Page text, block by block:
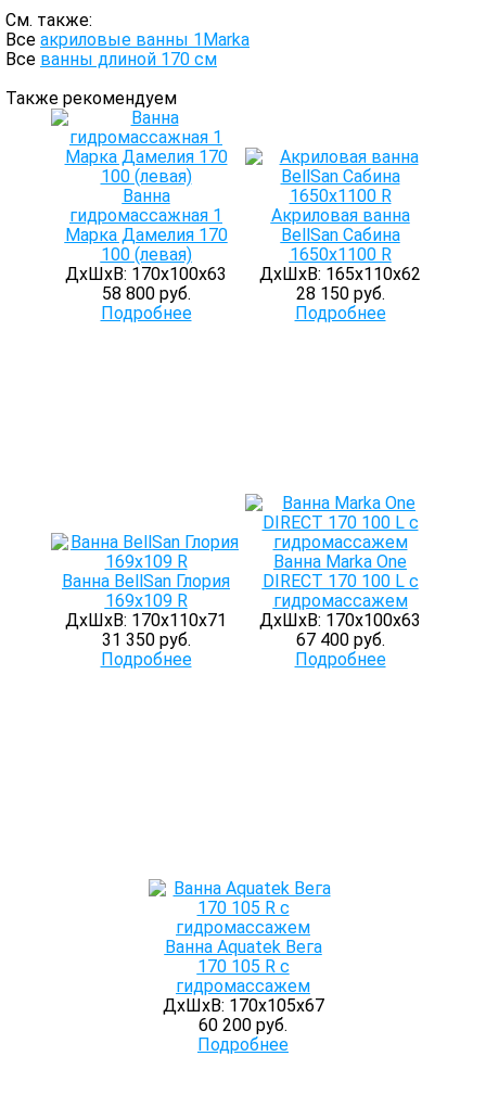
См. также:
Все акриловые ванны 1Marka
Все ванны длиной 170 см
Также рекомендуем
Ванна
гидромассажная 1
Марка Дамелия 170
100 (левая)
ДхШхВ: 170х100х63
58 800 руб.
Подробнее
Акриловая ванна
BellSan Сабина
1650х1100 R
ДхШхВ: 165х110х62
28 150 руб.
Подробнее
Ванна BellSan Глория
169х109 R
ДхШхВ: 170х110х71
31 350 руб.
Подробнее
Ванна Marka One
DIRECT 170 100 L с
гидромассажем
ДхШхВ: 170х100х63
67 400 руб.
Подробнее
Ванна Aquatek Вега
170 105 R с
гидромассажем
ДхШхВ: 170х105х67
60 200 руб.
Подробнее